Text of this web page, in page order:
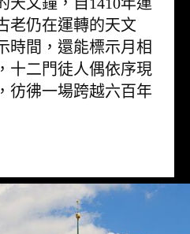
老仍在運轉的天文
時間，還能標示月相
十二門徒人偶依序現
彷彿一場跨越六百年